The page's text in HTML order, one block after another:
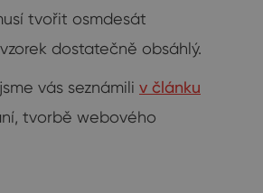
tvořit osmdesát
dostatečně obsáhlý.
vás seznámili v článku
tvorbě webového